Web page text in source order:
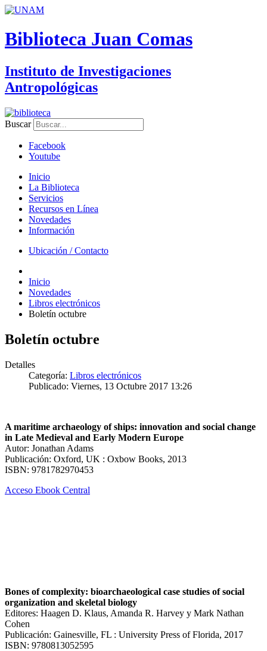
Biblioteca Juan Comas
Instituto de Investigaciones
Antropológicas
Buscar
Facebook
Youtube
Inicio
La Biblioteca
Servicios
Recursos en Línea
Novedades
Información
Ubicación / Contacto
Inicio
Novedades
Libros electrónicos
Boletín octubre
Boletín octubre
Detalles
Categoría: Libros electrónicos
Publicado: Viernes, 13 Octubre 2017 13:26
A maritime archaeology of ships: innovation and social change
in Late Medieval and Early Modern Europe
Autor: Jonathan Adams
Publicación: Oxford, UK : Oxbow Books, 2013
ISBN: 9781782970453
Acceso Ebook Central
Bones of complexity: bioarchaeological case studies of social
organization and skeletal biology
Editores: Haagen D. Klaus, Amanda R. Harvey y Mark Nathan
Cohen
Publicación: Gainesville, FL : University Press of Florida, 2017
ISBN: 9780813052595